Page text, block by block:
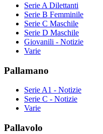
Serie A Dilettanti
Serie B Femminile
Serie C Maschile
Serie D Maschile
Giovanili - Notizie
Varie
Pallamano
Serie A1 - Notizie
Serie C - Notizie
Varie
Pallavolo